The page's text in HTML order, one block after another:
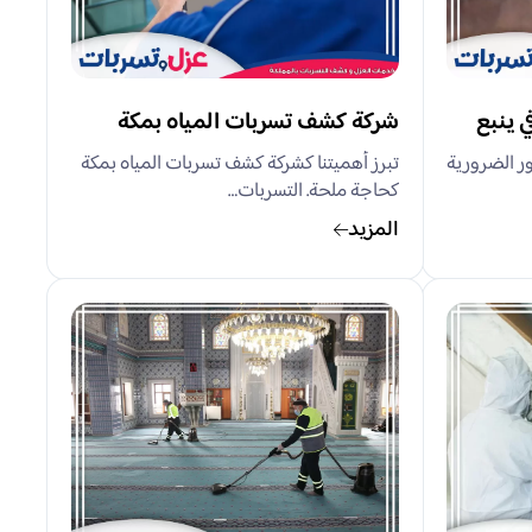
ينبع
الضرورية
شركة كشف تسربات المياه بمكة
تبرز أهميتنا كشركة كشف تسربات المياه بمكة
كحاجة ملحة. التسربات…
المزيد